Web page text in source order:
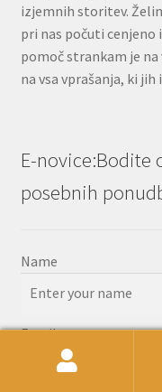
izjemnih storitev.
pri nas počuti cenjeno
pomoč strankam je
na vsa vprašanja, ki
E-novice:Bodite
posebnih
Name
Email